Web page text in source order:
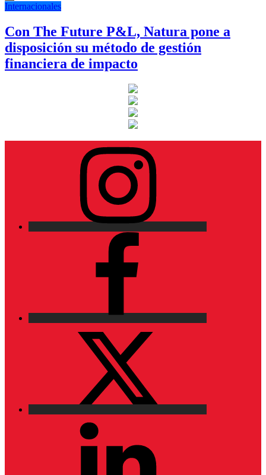
Internacionales
Con The Future P&L, Natura pone a
disposición su método de gestión
financiera de impacto